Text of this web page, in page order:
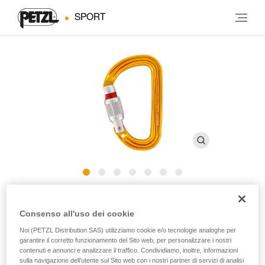
SPORT
Moschettone con ghiera di bloccaggio, compatto e
leggero, forma a D, molto polivalente
Consenso all'uso dei cookie
Noi (PETZL Distribution SAS) utilizziamo cookie e/o tecnologie analoghe per
garantire il corretto funzionamento del Sito web, per personalizzare i nostri
contenuti e annunci e analizzare il traffico. Condividiamo, inoltre, informazioni
sulla navigazione dell’utente sul Sito web con i nostri partner di servizi di analisi